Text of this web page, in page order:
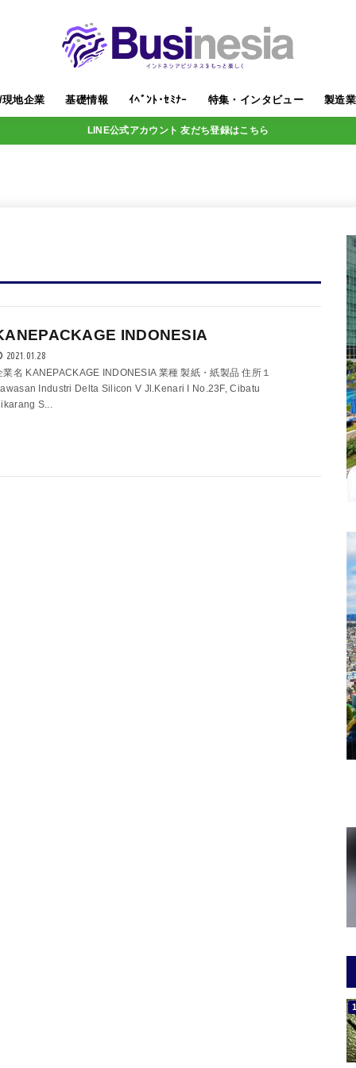
地企業 基礎情報 ｲﾍﾞﾝﾄ･ｾﾐﾅｰ 特集・インタビュー 製造
LINE公式アカウント 友だち登録はこちら
INDONESIA
2021.01.28
業名 KANEPACKAGE INDONESIA 業種 製紙・紙製品 住所１
Industri Delta Silicon V Jl.Kenari I No.23F, Cibatu
S...